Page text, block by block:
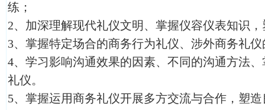
练；
2、加深理解现代礼仪文明、掌握仪容仪表知识
3、掌握特定场合的商务行为礼仪、涉外商务礼
4、学习影响沟通效果的因素、不同的沟通方法
礼仪。
5、掌握运用商务礼仪开展多方交流与合作，塑